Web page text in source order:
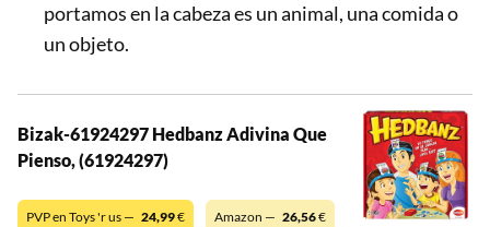
portamos en la cabeza es un animal, una comida o
un objeto.
Bizak-61924297 Hedbanz Adivina Que
Pienso, (61924297)
PVP en Toys 'r us — 24,99€ Amazon — 26,56€